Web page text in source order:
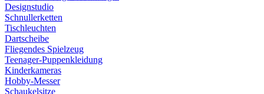
Designstudio
Schnullerketten
Tischleuchten
Dartscheibe
Fliegendes Spielzeug
Teenager-Puppenkleidung
Kinderkameras
Hobby-Messer
Schaukelsitze